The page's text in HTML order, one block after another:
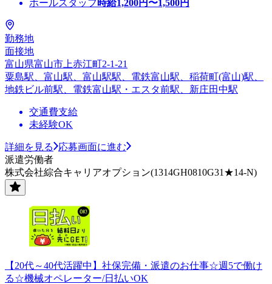
ホールスタッフ 時給1,200円〜1,500円
勤務地
面接地
富山県富山市上赤江町2-1-21
粟島駅、富山駅、富山駅駅、電鉄富山駅、稲荷町(富山)駅、
地鉄ビル前駅、電鉄富山駅・エスタ前駅、新庄田中駅
交通費支給
未経験OK
詳細を見る
応募画面に進む
派遣労働者
株式会社綜合キャリアオプション(1314GH0810G31★14-N)
【20代～40代活躍中】社保完備・派遣のお仕事☆週5で働け
る☆機械オペレーター/日払いOK